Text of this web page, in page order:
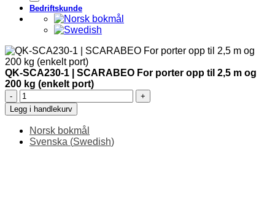
Bedriftskunde
QK-SCA230-1 | SCARABEO For porter opp til 2,5 m og
200 kg (enkelt port)
QK-
SCA230-
1
|
SCARABEO
For
Legg i handlekurv
Norsk bokmål
Svenska (Swedish)